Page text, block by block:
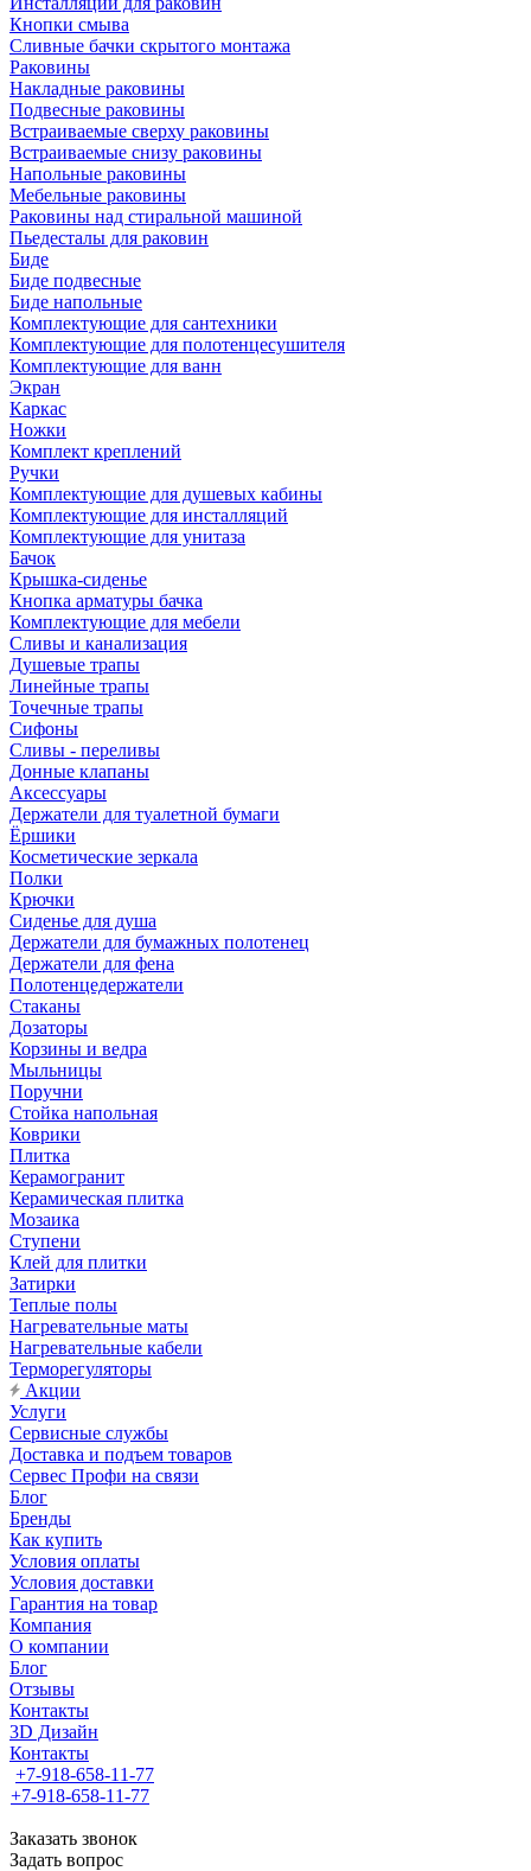
Кнопки смыва
Сливные бачки скрытого монтажа
Раковины
Накладные раковины
Подвесные раковины
Встраиваемые сверху раковины
Встраиваемые снизу раковины
Напольные раковины
Мебельные раковины
Раковины над стиральной машиной
Пьедесталы для раковин
Биде
Биде подвесные
Биде напольные
Комплектующие для сантехники
Комплектующие для полотенцесушителя
Комплектующие для ванн
Экран
Каркас
Ножки
Комплект креплений
Ручки
Комплектующие для душевых кабины
Комплектующие для инсталляций
Комплектующие для унитаза
Бачок
Крышка-сиденье
Кнопка арматуры бачка
Комплектующие для мебели
Сливы и канализация
Душевые трапы
Линейные трапы
Точечные трапы
Сифоны
Сливы - переливы
Донные клапаны
Аксессуары
Держатели для туалетной бумаги
Ёршики
Косметические зеркала
Полки
Крючки
Сиденье для душа
Держатели для бумажных полотенец
Держатели для фена
Полотенцедержатели
Стаканы
Дозаторы
Корзины и ведра
Мыльницы
Поручни
Стойка напольная
Коврики
Плитка
Керамогранит
Керамическая плитка
Мозаика
Ступени
Клей для плитки
Затирки
Теплые полы
Нагревательные маты
Нагревательные кабели
Терморегуляторы
Акции
Услуги
Сервисные службы
Доставка и подъем товаров
Сервес Профи на связи
Блог
Бренды
Как купить
Условия оплаты
Условия доставки
Гарантия на товар
Компания
О компании
Блог
Отзывы
Контакты
3D Дизайн
Контакты
+7-918-658-11-77
+7-918-658-11-77
Заказать звонок
Задать вопрос